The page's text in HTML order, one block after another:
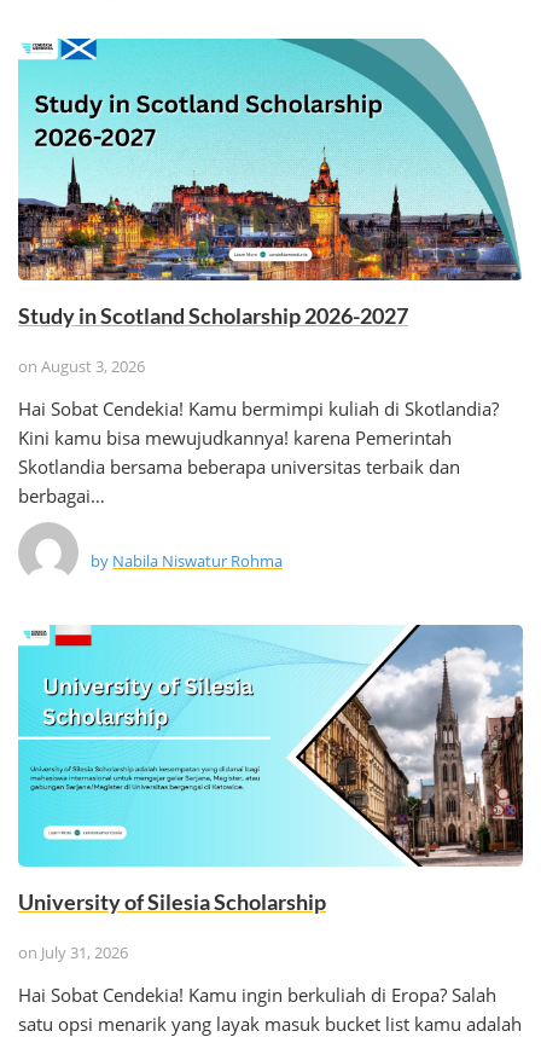
Study in Scotland Scholarship 2026-2027
on August 3, 2026
Hai Sobat Cendekia! Kamu bermimpi kuliah di Skotlandia?
Kini kamu bisa mewujudkannya! karena Pemerintah
Skotlandia bersama beberapa universitas terbaik dan
berbagai…
by Nabila Niswatur Rohma
University of Silesia Scholarship
on July 31, 2026
Hai Sobat Cendekia! Kamu ingin berkuliah di Eropa? Salah
satu opsi menarik yang layak masuk bucket list kamu adalah